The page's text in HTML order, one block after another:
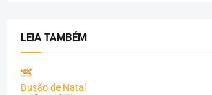
LEIA TAMBÉM
Busão de Natal